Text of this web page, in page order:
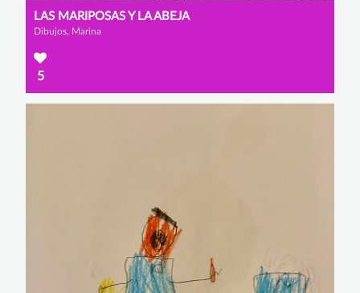
LAS MARIPOSAS Y LA ABEJA
Dibujos, Marina
5